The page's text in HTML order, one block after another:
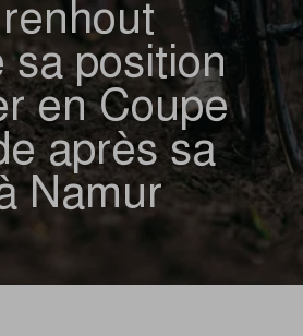
sa position
en Coupe
après sa
Namur